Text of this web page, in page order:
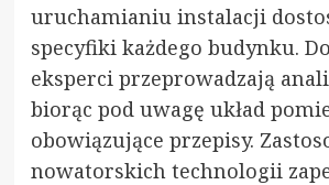
uruchamianiu instalacji
specyfiki każdego budynku.
eksperci przeprowadzają
biorąc pod uwagę układ
obowiązujące przepisy.
nowatorskich technologii